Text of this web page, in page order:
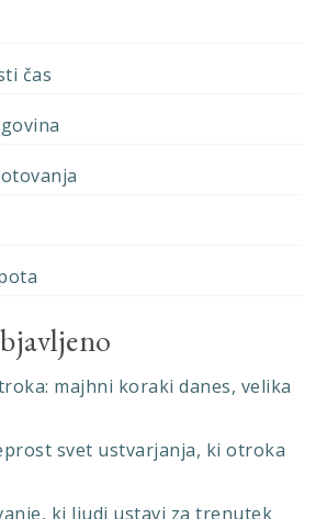
čas
majhni koraki danes, velika
svet ustvarjanja, ki otroka
ki ljudi ustavi za trenutek